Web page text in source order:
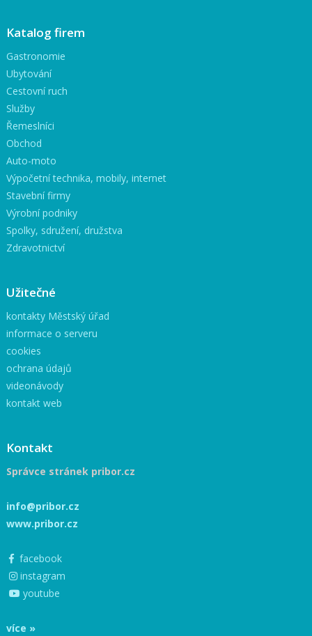
Katalog firem
Gastronomie
Ubytování
Cestovní ruch
Služby
Řemeslníci
Obchod
Auto-moto
Výpočetní technika, mobily, internet
Stavební firmy
Výrobní podniky
Spolky, sdružení, družstva
Zdravotnictví
Užitečné
kontakty Městský úřad
informace o serveru
cookies
ochrana údajů
videonávody
kontakt web
Kontakt
Správce stránek pribor.cz
info@pribor.cz
www.pribor.cz
facebook
instagram
youtube
více »